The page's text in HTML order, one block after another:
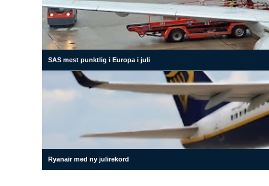
SAS mest punktlig i Europa i juli
Ryanair med ny julirekord